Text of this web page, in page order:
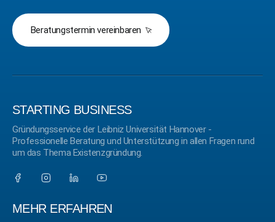
Beratungstermin vereinbaren
STARTING BUSINESS
Gründungsservice der Leibniz Universität Hannover -
Professionelle Beratung und Unterstützung in allen Fragen rund
um das Thema Existenzgründung.
MEHR ERFAHREN